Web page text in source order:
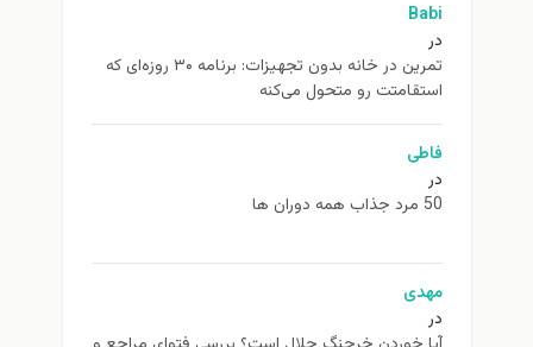
Babi
در
تمرین در خانه بدون تجهیزات: برنامه ۳۰ روزه‌ای که
استقامتت رو متحول می‌کنه
فاطی
در
50 مرد جذاب همه دوران ها
مهدی
در